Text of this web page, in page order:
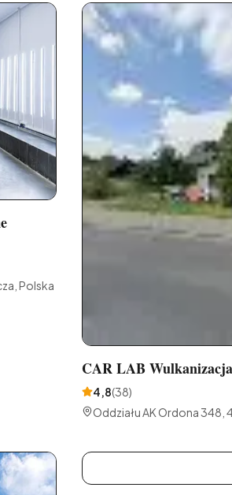
Polska
CAR LAB
4,8(38)
Oddziału AK Ordona